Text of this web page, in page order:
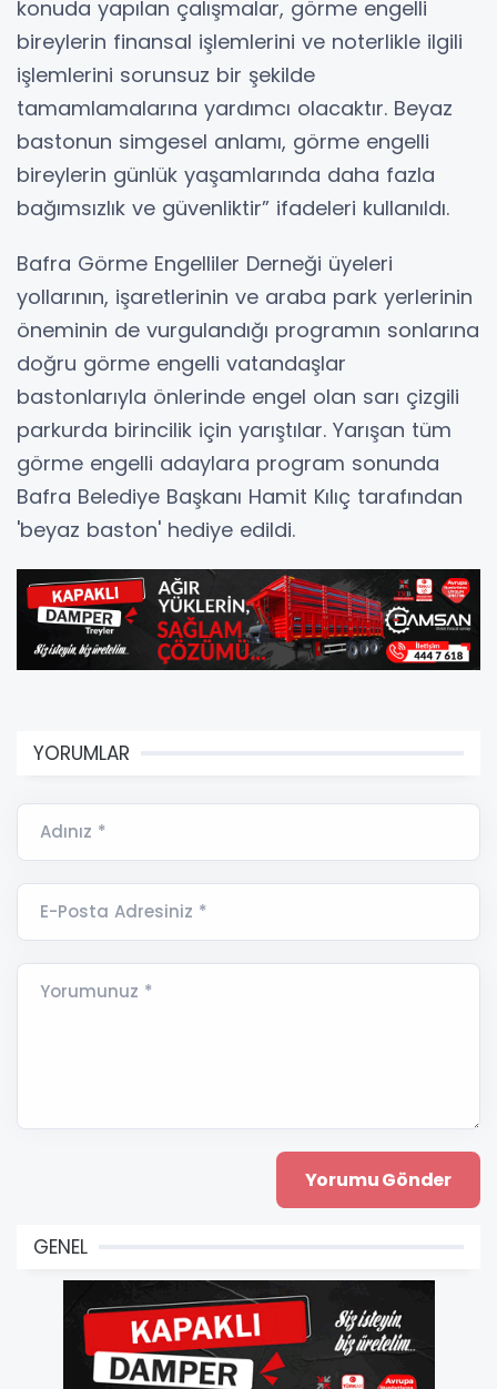
konuda yapılan çalışmalar, görme engelli
bireylerin finansal işlemlerini ve noterlikle ilgili
işlemlerini sorunsuz bir şekilde
tamamlamalarına yardımcı olacaktır. Beyaz
bastonun simgesel anlamı, görme engelli
bireylerin günlük yaşamlarında daha fazla
bağımsızlık ve güvenliktir” ifadeleri kullanıldı.
Bafra Görme Engelliler Derneği üyeleri
yollarının, işaretlerinin ve araba park yerlerinin
öneminin de vurgulandığı programın sonlarına
doğru görme engelli vatandaşlar
bastonlarıyla önlerinde engel olan sarı çizgili
parkurda birincilik için yarıştılar. Yarışan tüm
görme engelli adaylara program sonunda
Bafra Belediye Başkanı Hamit Kılıç tarafından
'beyaz baston' hediye edildi.
YORUMLAR
Adınız *
E-Posta Adresiniz *
Yorumunuz *
GENEL